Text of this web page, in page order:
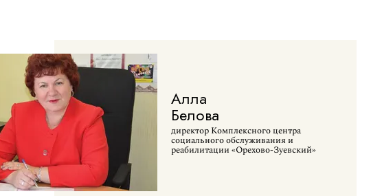
Алла
Белова
директор Комплексного центра
социального обслуживания и
реабилитации «Орехово-Зуевский»